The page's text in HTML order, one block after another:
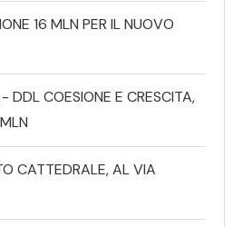
16 MLN PER IL NUOVO
DDL COESIONE E CRESCITA,
CATTEDRALE, AL VIA